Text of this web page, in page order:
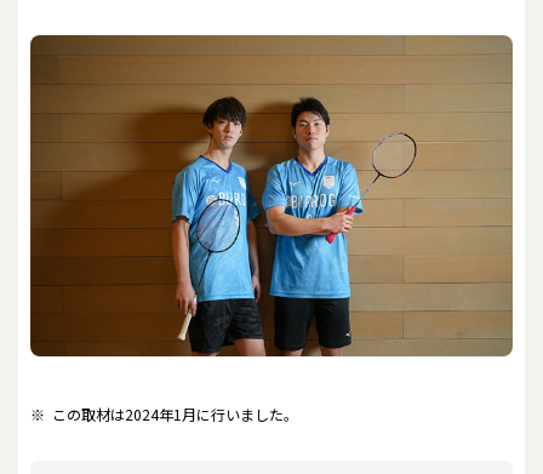
※ この取材は2024年1月に行いました。